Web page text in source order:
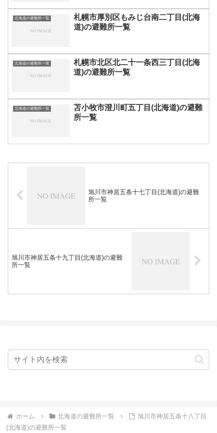
北海道の避難所一覧
札幌市厚別区もみじ台南二丁目(北海
道)の避難所一覧
北海道の避難所一覧
札幌市北区北二十一条西三丁目(北海
道)の避難所一覧
北海道の避難所一覧
苫小牧市澄川町五丁目(北海道)の避難
所一覧
旭川市神居五条十七丁目(北海道)の避難
所一覧
旭川市神居五条十九丁目(北海道)の避難
所一覧
ホーム 北海道の避難所一覧
旭川市神居五条十八丁目
(北海道)の避難所一覧